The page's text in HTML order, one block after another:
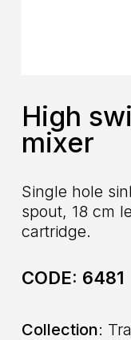
High
mixer
Single hole
spout, 18 cm
cartridge.
CODE: 6481
Collection: